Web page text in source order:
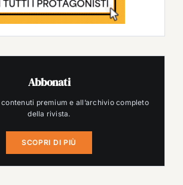
Abbonati
premium e all’archivio completo
della rivista.
SCOPRI DI PIÙ